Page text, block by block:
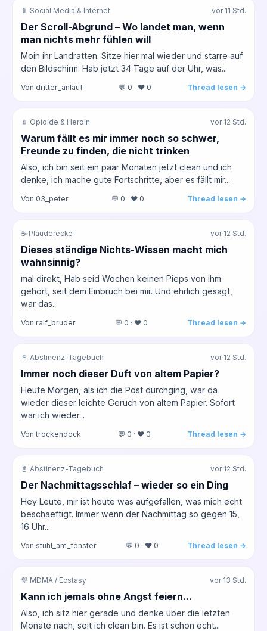
📱 Social Media & Internet vor 11 Std.
Der Scroll-Abgrund – Wo landet man, wenn
man nichts mehr fühlen will
Moin ihr Landratten. Sitze hier mal wieder und starre auf
den Bildschirm. Hab jetzt 34 Tage auf der Uhr, was...
Von dritter_anlauf 💬 0 · ❤️ 0 Thread lesen →
💉 Opioide & Heroin vor 12 Std.
Warum fällt es mir immer noch so schwer,
Freunde zu finden, die nicht trinken
Also, ich bin seit ein paar Monaten jetzt clean und ich
denke, ich mache gute Fortschritte, aber es fällt mir...
Von 03_peter 💬 0 · ❤️ 0 Thread lesen →
☕ Plauderecke vor 12 Std.
Dieses ständige Nichts-Wissen macht mich
wahnsinnig?
mal direkt, Hab seid Wochen keinen Pieps von ihm
gehört, seit dem Einbruch bei mir. Und ehrlich gesagt,
war das...
Von ralf_bruder 💬 0 · ❤️ 0 Thread lesen →
📓 Abstinenz-Tagebuch vor 12 Std.
Immer noch dieser Duft von altem Papier?
Heute Morgen, als ich die Post durchging, war da
wieder dieser leichte Geruch von altem Papier. Sofort
war ich wieder...
Von trockendock 💬 0 · ❤️ 0 Thread lesen →
📓 Abstinenz-Tagebuch vor 12 Std.
Der Nachmittagsschlaf – wieder so ein Ding
Hey Leute, mir ist heute was aufgefallen, was mich echt
beschaeftigt. Immer wenn der Nachmittag so gegen 15,
16 Uhr...
Von stuhl_am_fenster 💬 0 · ❤️ 0 Thread lesen →
💜 MDMA / Ecstasy vor 13 Std.
Kann ich jemals ohne Angst feiern...
Also, ich sitz hier gerade und denke über die letzten
Monate nach, seit ich clean bin. Es ist schon echt...